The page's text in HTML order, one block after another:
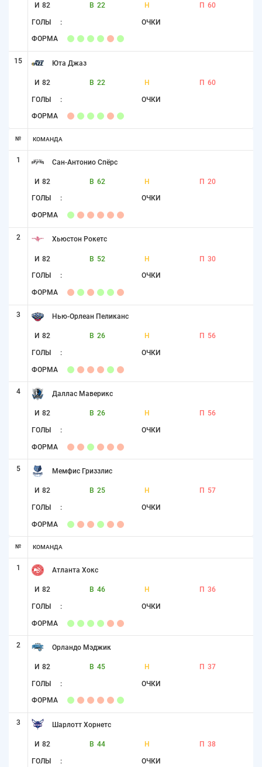
И 82 В 22 Н П 60
ГОЛЫ : ОЧКИ
ФОРМА
15 Юта Джаз
И 82 В 22 Н П 60
ГОЛЫ : ОЧКИ
ФОРМА
№ КОМАНДА
1 Сан-Антонио Спёрс
И 82 В 62 Н П 20
ГОЛЫ : ОЧКИ
ФОРМА
2 Хьюстон Рокетс
И 82 В 52 Н П 30
ГОЛЫ : ОЧКИ
ФОРМА
3 Нью-Орлеан Пеликанс
И 82 В 26 Н П 56
ГОЛЫ : ОЧКИ
ФОРМА
4 Даллас Маверикс
И 82 В 26 Н П 56
ГОЛЫ : ОЧКИ
ФОРМА
5 Мемфис Гриззлис
И 82 В 25 Н П 57
ГОЛЫ : ОЧКИ
ФОРМА
№ КОМАНДА
1 Атланта Хокс
И 82 В 46 Н П 36
ГОЛЫ : ОЧКИ
ФОРМА
2 Орландо Мэджик
И 82 В 45 Н П 37
ГОЛЫ : ОЧКИ
ФОРМА
3 Шарлотт Хорнетс
И 82 В 44 Н П 38
ГОЛЫ : ОЧКИ